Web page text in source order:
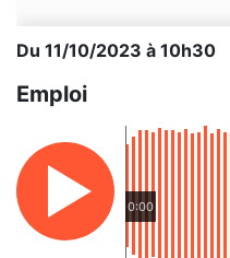
Du 11/10/2023 à 10h30
Emploi
0:00